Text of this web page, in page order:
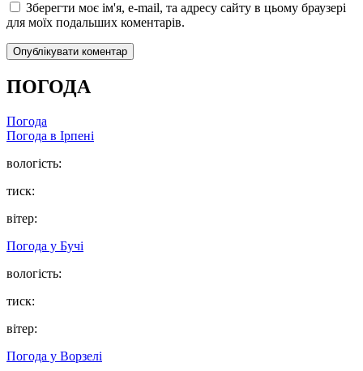
Зберегти моє ім'я, e-mail, та адресу сайту в цьому браузері
для моїх подальших коментарів.
ПОГОДА
Погода
Погода в Ірпені
вологість:
тиск:
вітер:
Погода у Бучі
вологість:
тиск:
вітер:
Погода у Ворзелі